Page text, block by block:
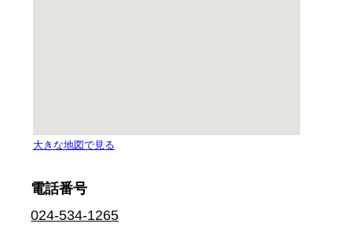
電話番号
024-534-1265